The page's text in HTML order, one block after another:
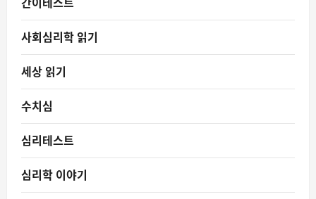
사회심리학 읽기
세상 읽기
수치심
심리테스트
심리학 이야기